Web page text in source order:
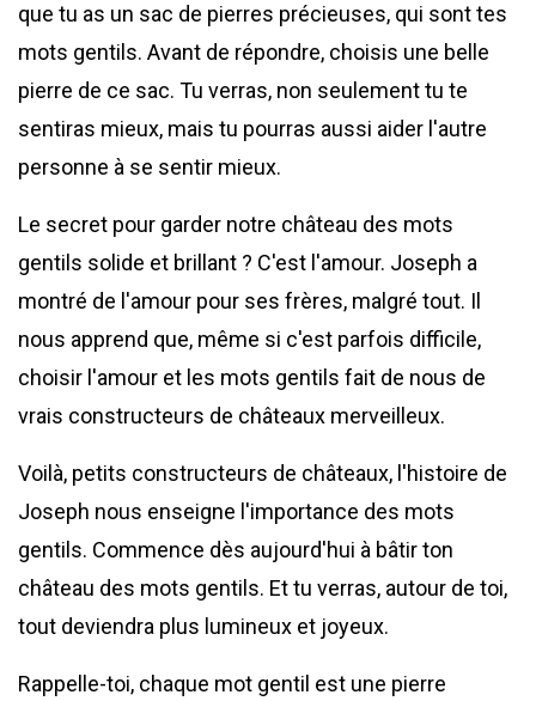
que tu as un sac de pierres précieuses, qui sont tes
mots gentils. Avant de répondre, choisis une belle
pierre de ce sac. Tu verras, non seulement tu te
sentiras mieux, mais tu pourras aussi aider l'autre
personne à se sentir mieux.
Le secret pour garder notre château des mots
gentils solide et brillant ? C'est l'amour. Joseph a
montré de l'amour pour ses frères, malgré tout. Il
nous apprend que, même si c'est parfois difficile,
choisir l'amour et les mots gentils fait de nous de
vrais constructeurs de châteaux merveilleux.
Voilà, petits constructeurs de châteaux, l'histoire de
Joseph nous enseigne l'importance des mots
gentils. Commence dès aujourd'hui à bâtir ton
château des mots gentils. Et tu verras, autour de toi,
tout deviendra plus lumineux et joyeux.
Rappelle-toi, chaque mot gentil est une pierre